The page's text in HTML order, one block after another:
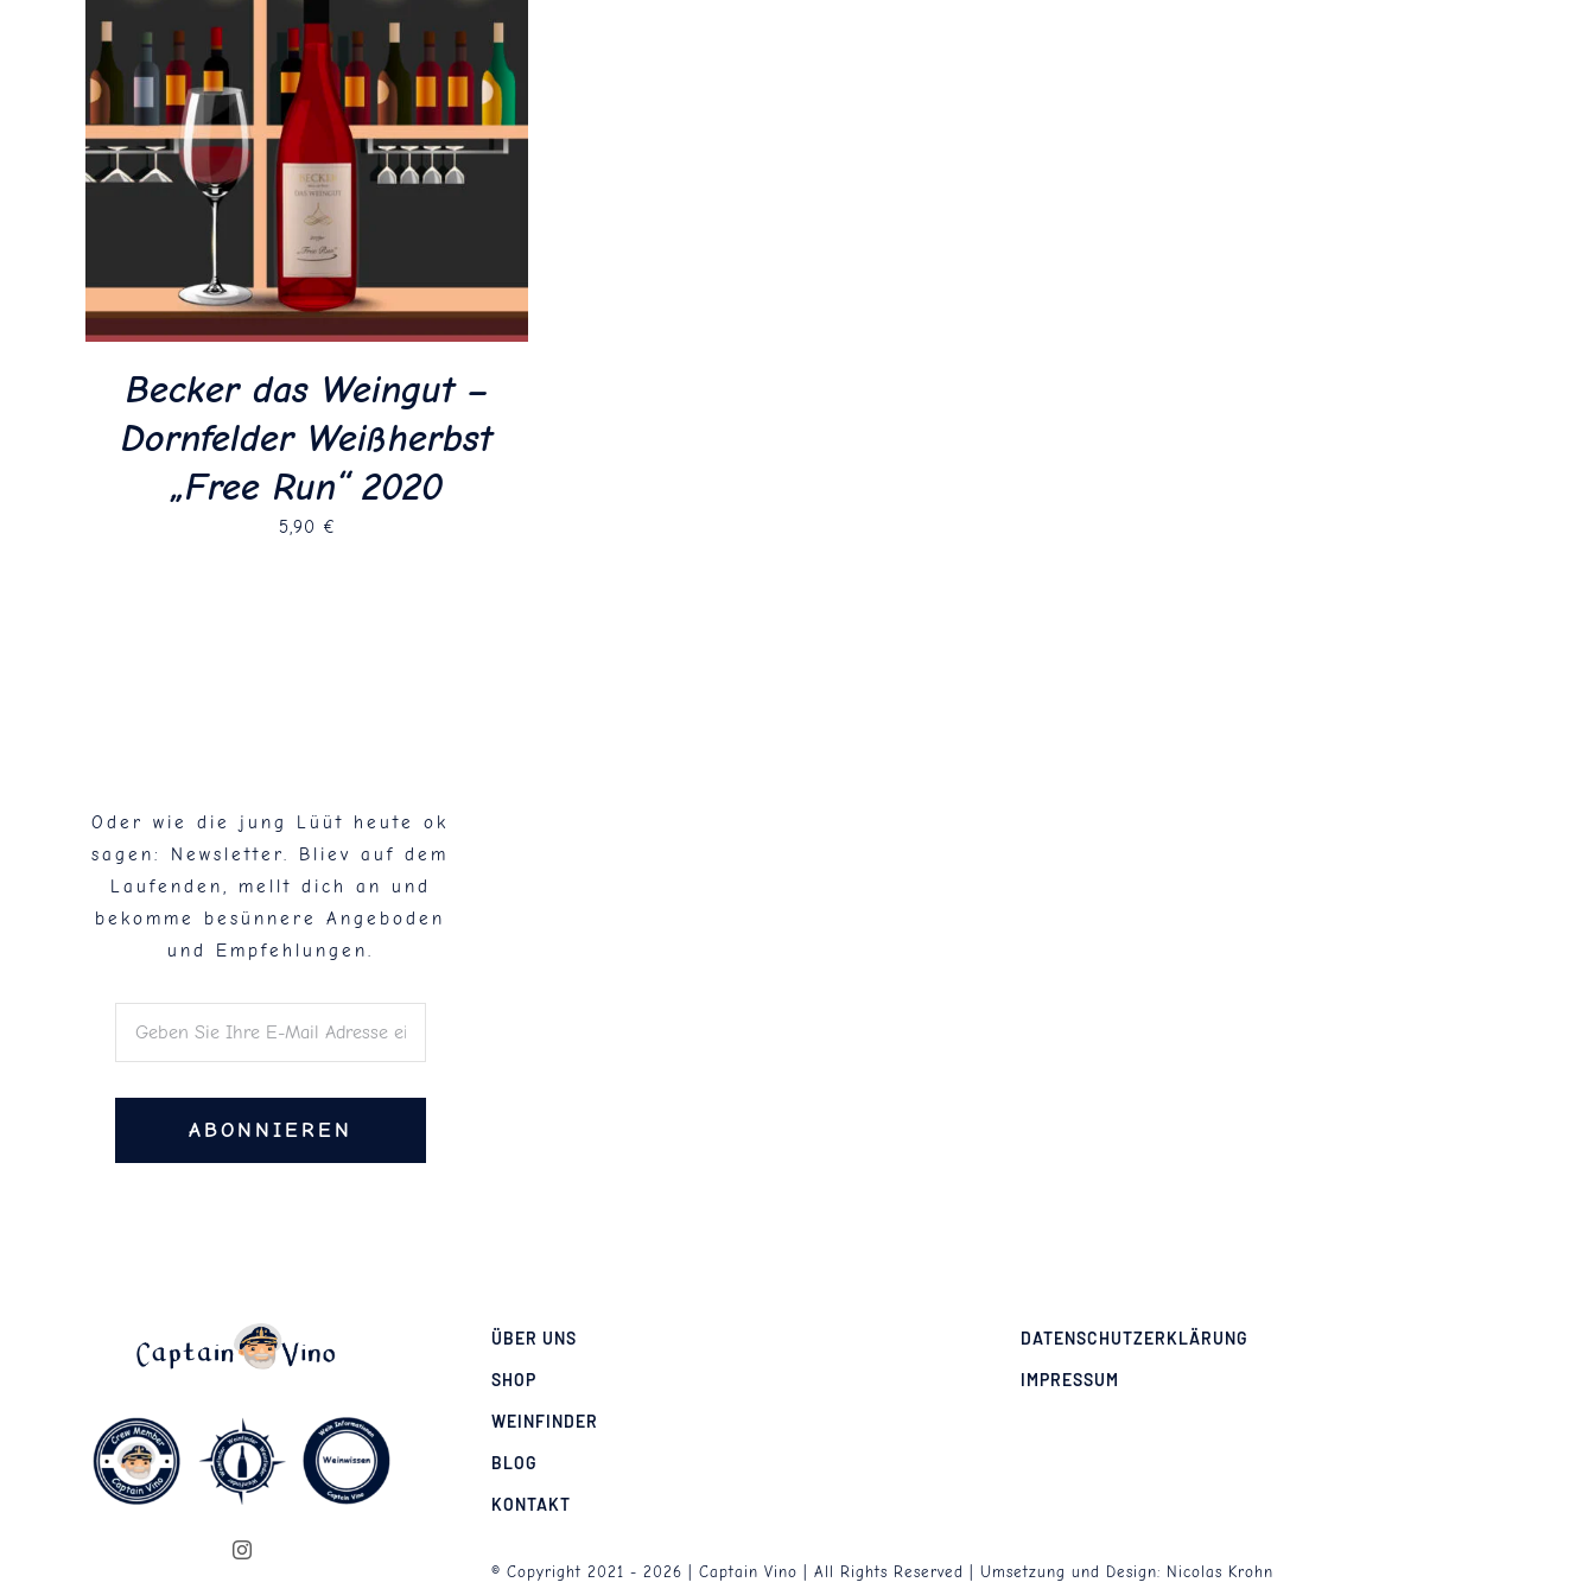
Becker das Weingut –
Dornfelder Weißherbst
„Free Run“ 2020
5,90 €
Oder wie die jung Lüüt heute ok
sagen: Newsletter. Bliev auf dem
Laufenden, mellt dich an und
bekomme besünnere Angeboden
und Empfehlungen.
ABONNIEREN
ÜBER UNS
SHOP
WEINFINDER
BLOG
KONTAKT
DATENSCHUTZERKLÄRUNG
IMPRESSUM
© Copyright 2021 - 2026 | Captain Vino | All Rights Reserved | Umsetzung und Design: Nicolas Krohn